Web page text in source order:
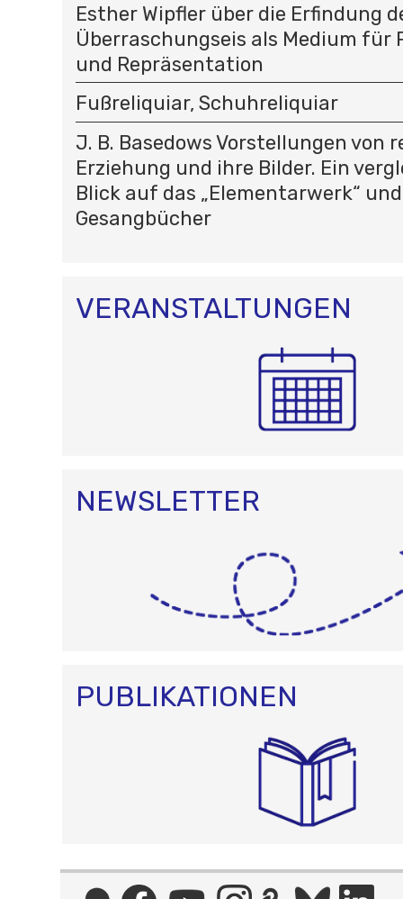
Esther Wipfler über die Erfindung
Überraschungseis als Medium für
und Repräsentation
Fußreliquiar, Schuhreliquiar
J. B. Basedows Vorstellungen von
Erziehung und ihre Bilder. Ein
Blick auf das „Elementarwerk“
Gesangbücher
VERANSTALTUNGEN
NEWSLETTER
PUBLIKATIONEN